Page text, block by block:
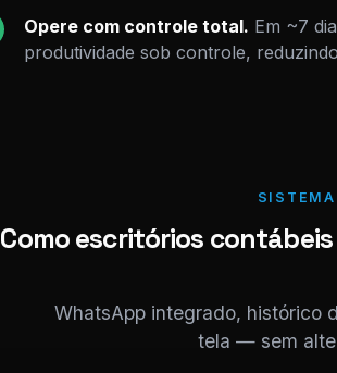
Opere com controle total. Em ~7
produtividade sob controle,
Como escritórios
WhatsApp integrado, histórico
tela — sem